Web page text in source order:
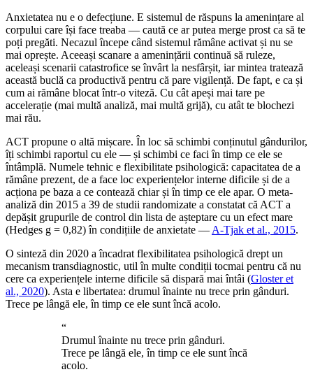
Anxietatea nu e o defecțiune. E sistemul de răspuns la amenințare al
corpului care își face treaba — caută ce ar putea merge prost ca să te
poți pregăti. Necazul începe când sistemul rămâne activat și nu se
mai oprește. Aceeași scanare a amenințării continuă să ruleze,
aceleași scenarii catastrofice se învârt la nesfârșit, iar mintea tratează
această buclă ca productivă pentru că pare vigilență. De fapt, e ca și
cum ai rămâne blocat într-o viteză. Cu cât apeși mai tare pe
accelerație (mai multă analiză, mai multă grijă), cu atât te blochezi
mai rău.
ACT propune o altă mișcare. În loc să schimbi conținutul gândurilor,
îți schimbi raportul cu ele — și schimbi ce faci în timp ce ele se
întâmplă. Numele tehnic e flexibilitate psihologică: capacitatea de a
rămâne prezent, de a face loc experiențelor interne dificile și de a
acționa pe baza a ce contează chiar și în timp ce ele apar. O meta-
analiză din 2015 a 39 de studii randomizate a constatat că ACT a
depășit grupurile de control din lista de așteptare cu un efect mare
(Hedges g = 0,82) în condițiile de anxietate — A-Tjak et al., 2015.
O sinteză din 2020 a încadrat flexibilitatea psihologică drept un
mecanism transdiagnostic, util în multe condiții tocmai pentru că nu
cere ca experiențele interne dificile să dispară mai întâi (Gloster et
al., 2020). Asta e libertatea: drumul înainte nu trece prin gânduri.
Trece pe lângă ele, în timp ce ele sunt încă acolo.
“
Drumul înainte nu trece prin gânduri.
Trece pe lângă ele, în timp ce ele sunt încă
acolo.